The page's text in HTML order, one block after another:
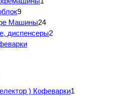
9
Машины24
диспенсеры2
) Кофеварки1